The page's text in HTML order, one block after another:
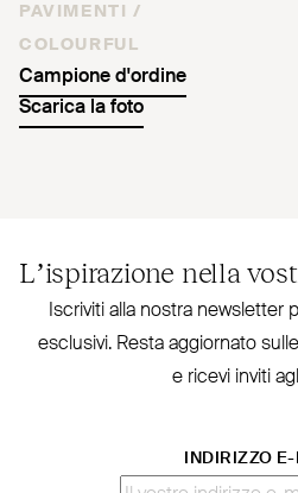
PAVIMENTI /
COLOURFUL
Campione d'ordine
Scarica la foto
L’ispirazione nella
Iscriviti alla nostra new­sletter
esclusivi. Resta aggiornato
e ricevi inviti
INDIRIZZO